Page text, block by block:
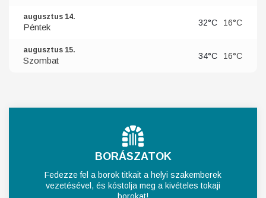
augusztus 14.
Péntek 32°C 16°C
augusztus 15.
Szombat 34°C 16°C
BORÁSZATOK
Fedezze fel a borok titkait a helyi szakemberek
vezetésével, és kóstolja meg a kivételes tokaji